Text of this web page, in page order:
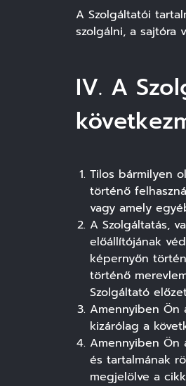
A Szolgáltatói
szolgálni, a sajtóra
IV. A
Tilos bármilyen
történő
vagy amely
A Szolgáltatás,
előállítójának
képernyőn
történő
Szolgáltató
Amennyiben Ön
kizárólag a
Amennyiben Ön
és tartalmának
megjelölve a